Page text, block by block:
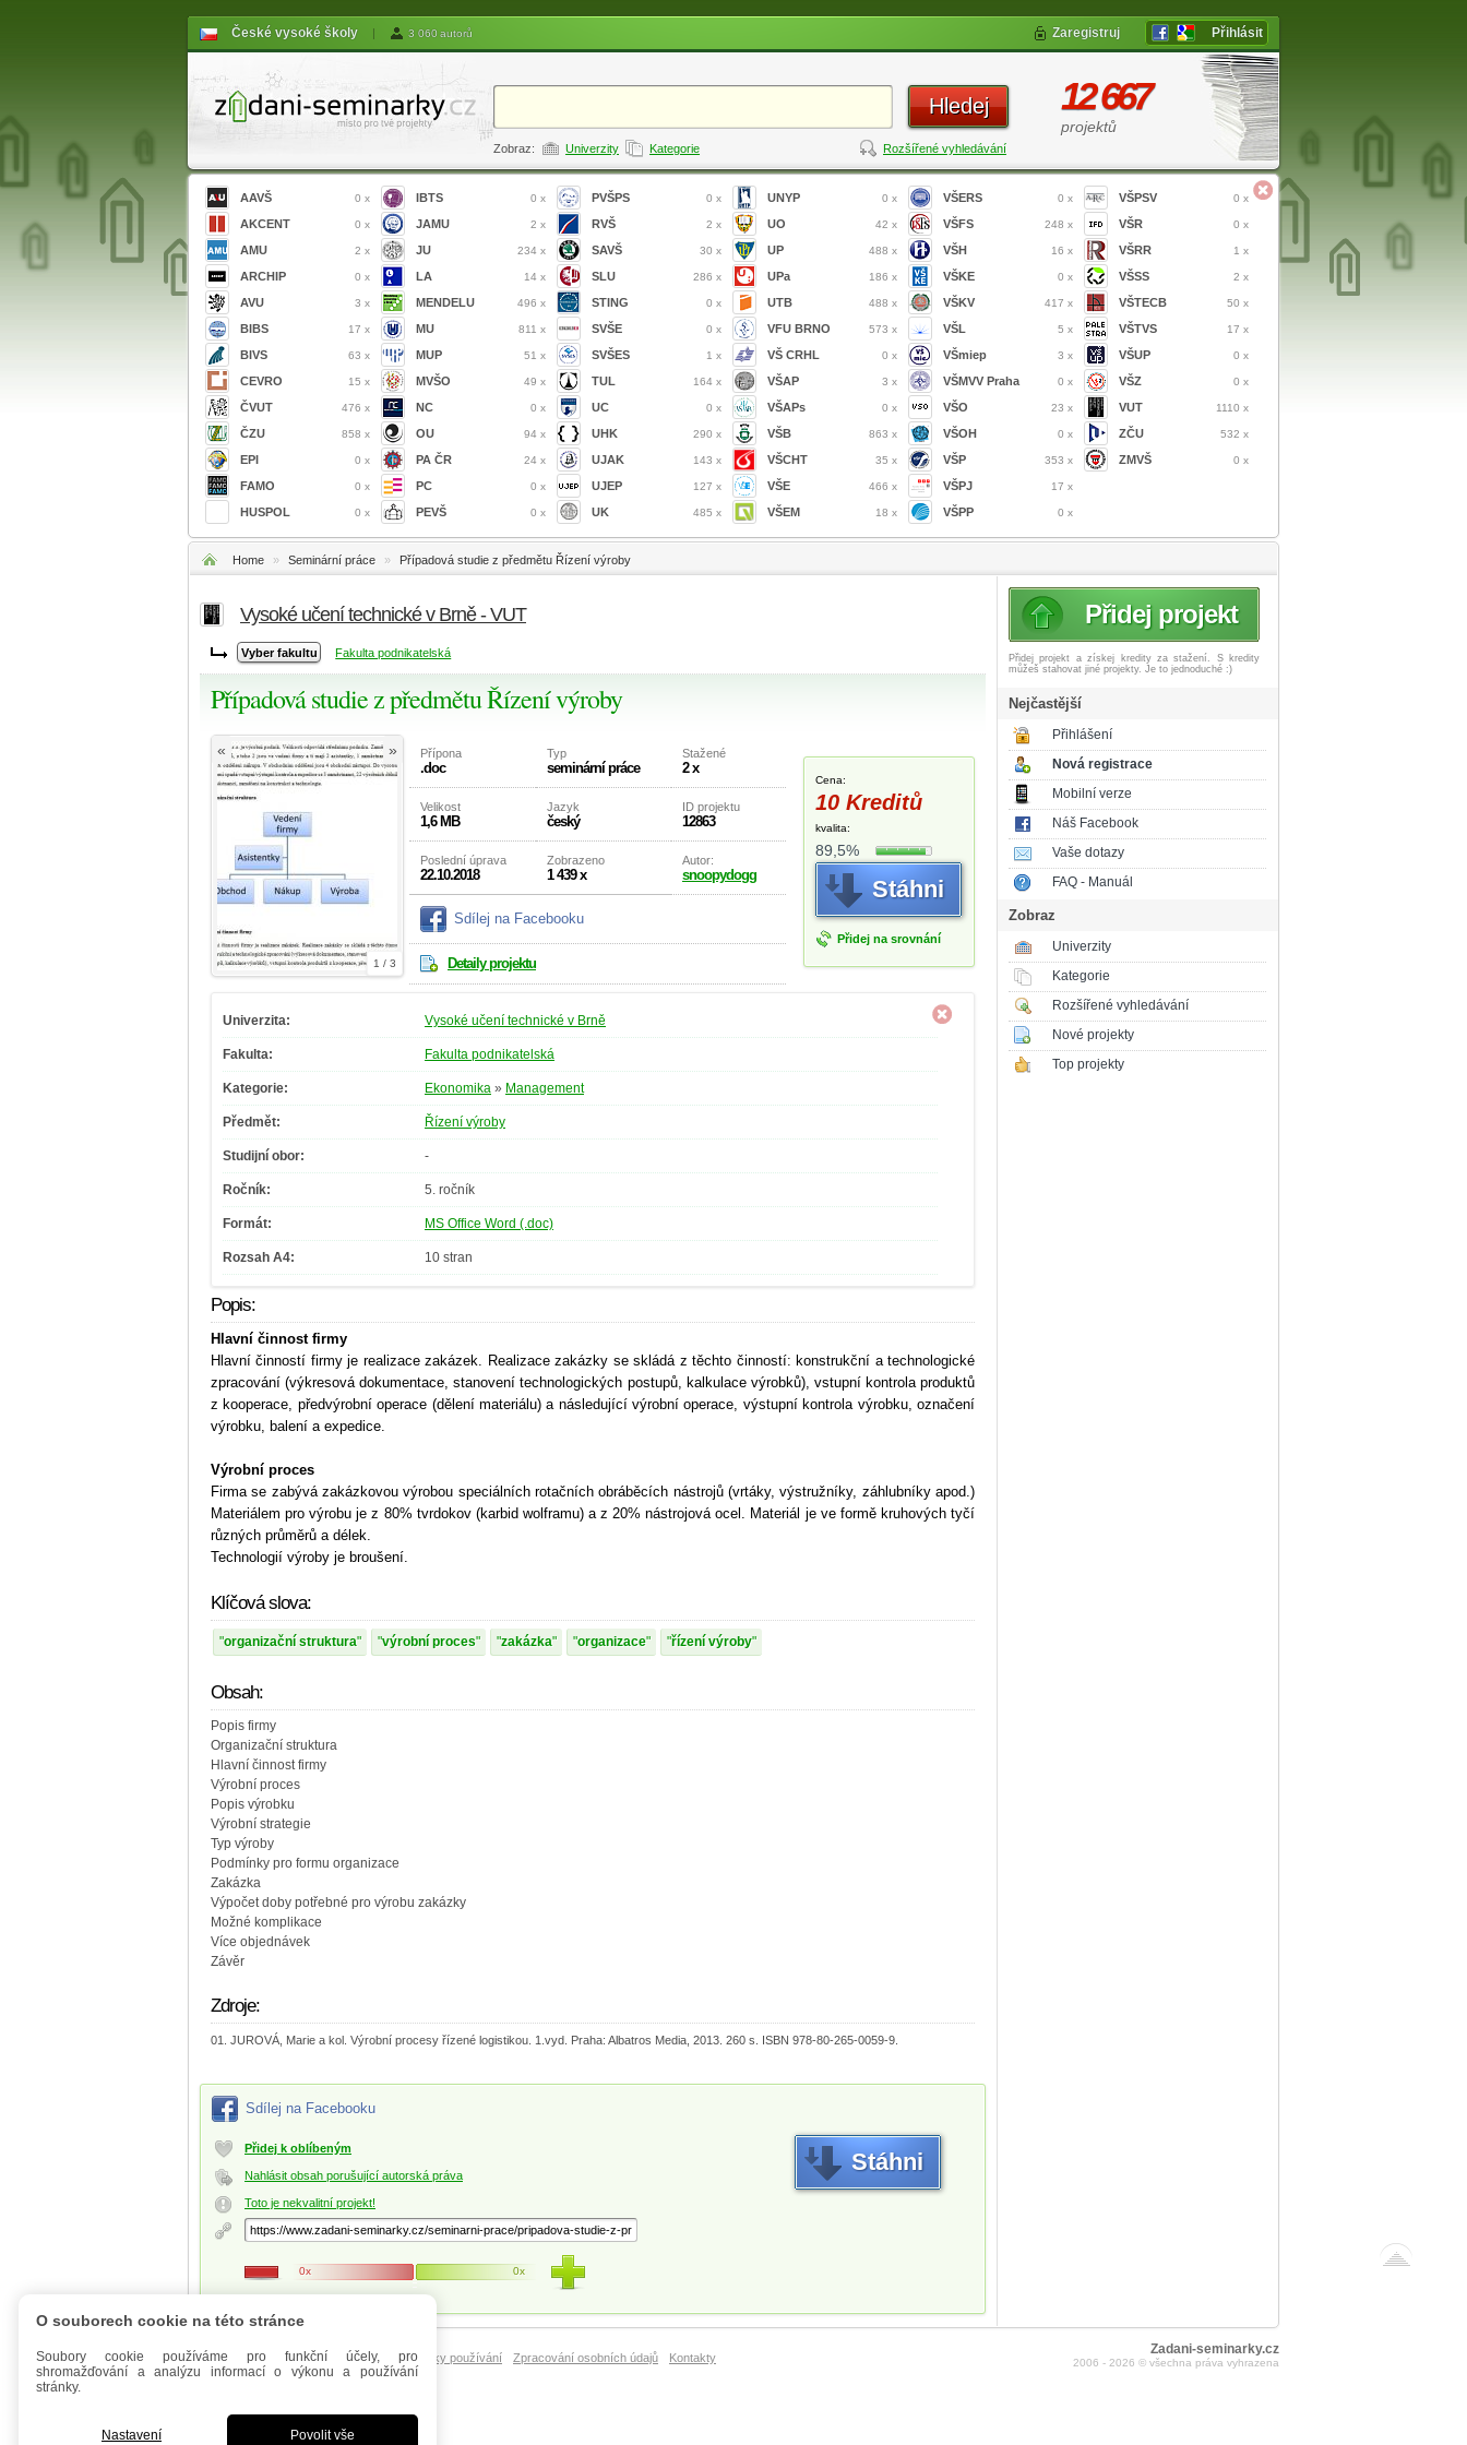
České vysoké školy | 3 060 autorů Zaregistruj Přihlásit
Hledej
Zobraz: Univerzity Kategorie Rozšířené vyhledávání
12 667
projektů
AAVŠ 0 x
AKCENT 0 x
AMU 2 x
ARCHIP 0 x
AVU 3 x
BIBS 17 x
BIVS 63 x
CEVRO 15 x
ČVUT 476 x
ČZU 858 x
EPI 0 x
FAMO 0 x
HUSPOL 0 x
IBTS 0 x
JAMU 2 x
JU 234 x
LA 14 x
MENDELU 496 x
MU 811 x
MUP 51 x
MVŠO 49 x
NC 0 x
OU 94 x
PA ČR 24 x
PC 0 x
PEVŠ 0 x
PVŠPS 0 x
RVŠ 2 x
SAVŠ 30 x
SLU 286 x
STING 0 x
SVŠE 0 x
SVŠES 1 x
TUL 164 x
UC 0 x
UHK 290 x
UJAK 143 x
UJEP 127 x
UK 485 x
UNYP 0 x
UO 42 x
UP 488 x
UPa 186 x
UTB 488 x
VFU BRNO 573 x
VŠ CRHL 0 x
VŠAP 3 x
VŠAPs 0 x
VŠB 863 x
VŠCHT 35 x
VŠE 466 x
VŠEM 18 x
VŠERS 0 x
VŠFS 248 x
VŠH 16 x
VŠKE 0 x
VŠKV 417 x
VŠL 5 x
VŠmiep 3 x
VŠMVV Praha 0 x
VŠO 23 x
VŠOH 0 x
VŠP 353 x
VŠPJ 17 x
VŠPP 0 x
VŠPSV 0 x
VŠR 0 x
VŠRR 1 x
VŠSS 2 x
VŠTECB 50 x
VŠTVS 17 x
VŠUP 0 x
VŠZ 0 x
VUT 1110 x
ZČU 532 x
ZMVŠ 0 x
Home » Seminární práce » Případová studie z předmětu Řízení výroby
Vysoké učení technické v Brně - VUT
Fakulta podnikatelská
Případová studie z předmětu Řízení výroby
1 / 3
« » Přípona
.doc
Typ
seminární práce
Stažené
2 x
Velikost
1,6 MB
Jazyk
český
ID projektu
12863
Poslední úprava
22.10.2018
Zobrazeno
1 439 x
Autor:
snoopydogg
Sdílej na Facebooku
Detaily projektu
Cena:
10 Kreditů
kvalita:
89,5%
Stáhni
Přidej na srovnání
Univerzita: Vysoké učení technické v Brně
Fakulta: Fakulta podnikatelská
Kategorie: Ekonomika » Management
Předmět: Řízení výroby
Studijní obor: -
Ročník: 5. ročník
Formát: MS Office Word (.doc)
Rozsah A4: 10 stran
Popis:
Hlavní činnost firmy
Hlavní činností firmy je realizace zakázek. Realizace zakázky se skládá z těchto činností: konstrukční a technologické
zpracování (výkresová dokumentace, stanovení technologických postupů, kalkulace výrobků), vstupní kontrola produktů
z kooperace, předvýrobní operace (dělení materiálu) a následující výrobní operace, výstupní kontrola výrobku, označení
výrobku, balení a expedice.
Výrobní proces
Firma se zabývá zakázkovou výrobou speciálních rotačních obráběcích nástrojů (vrtáky, výstružníky, záhlubníky apod.)
Materiálem pro výrobu je z 80% tvrdokov (karbid wolframu) a z 20% nástrojová ocel. Materiál je ve formě kruhových tyčí
různých průměrů a délek.
Technologií výroby je broušení.
Klíčová slova:
organizační struktura výrobní proces zakázka organizace řízení výroby
Obsah:
Popis firmy
Organizační struktura
Hlavní činnost firmy
Výrobní proces
Popis výrobku
Výrobní strategie
Typ výroby
Podmínky pro formu organizace
Zakázka
Výpočet doby potřebné pro výrobu zakázky
Možné komplikace
Více objednávek
Závěr
Zdroje:
JUROVÁ, Marie a kol. Výrobní procesy řízené logistikou. 1.vyd. Praha: Albatros Media, 2013. 260 s. ISBN 978-80-265-0059-9.
Sdílej na Facebooku
Přidej k oblíbeným
Nahlásit obsah porušující autorská práva
Toto je nekvalitní projekt!
0x 0x
Stáhni
Přidej projekt
Přidej projekt a získej
kredity za stažení. S kredity
můžeš stahovat jiné projekty. Je to jednoduché :)
Nejčastější
Přihlášení
Nová registrace
Mobilní verze
Náš Facebook
Vaše dotazy
FAQ - Manuál
Zobraz
Univerzity
Kategorie
Rozšířené vyhledávání
Nové projekty
Top projekty
Úvod Mobilní verze FAQ - Manuál Podmínky používání Zpracování osobních údajů Kontakty
Zadani-seminarky.cz
2006 - 2026 © všechna práva vyhrazena
O souborech cookie na této stránce
Soubory cookie používáme pro funkční účely, pro
shromažďování a analýzu informací o výkonu a používání
stránky.
Nastavení Povolit vše